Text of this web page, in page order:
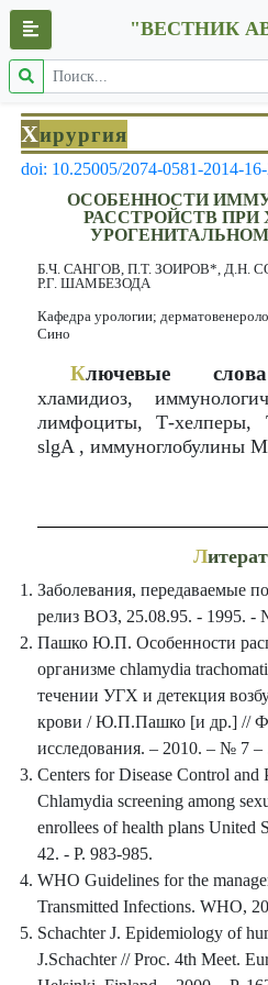
"ВЕСТНИК
Хирургия
doi: 10.25005/2074-0581-2014-
ОСОБЕННОСТИ
РАССТРОЙСТВ
Б.Ч. САНГОВ, П.Т. ЗОИРОВ*, Д.Н.
Р.Г. ШАМБЕЗОДА
Кафедра урологии;
Сино
Ключевые
хламидиоз,
лимфоциты, Т-хелперы,
slgA , иммуноглобулины
Л
Заболевания, передаваемые
релиз ВОЗ, 25.08.95. - 1995. -
Пашко Ю.П. Особенности
организме chlamydia
течении УГХ и детекция
крови / Ю.П.Пашко [и др.] //
исследования. – 2010. – № 7 –
Centers for Disease Control and
Chlamydia screening among
enrollees of health plans United
42. - P. 983-985.
WHO Guidelines for the
Transmitted Infections. WHO,
Schachter J. Epidemiology of
J.Schachter // Proc. 4th Meet.